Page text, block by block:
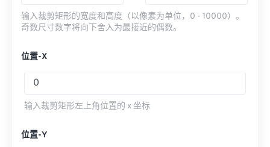
输入裁剪矩形的宽度和高度（以像素为单位，0 - 10000）。
奇数尺寸数字将向下舍入为最接近的偶数。
位置-X
输入裁剪矩形左上角位置的 x 坐标
位置-Y